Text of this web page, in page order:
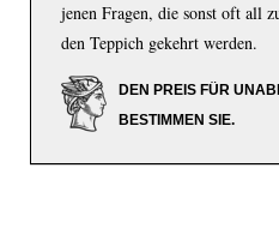
jenen Fragen, die sonst oft all
den Teppich gekehrt werden.
DEN PREIS FÜR
BESTIMMEN SIE.